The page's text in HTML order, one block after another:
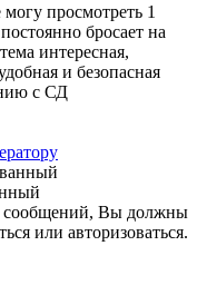
просмотреть 1
бросает на
интересная,
и безопасная
с СД
сообщений, Вы должны
или авторизоваться.